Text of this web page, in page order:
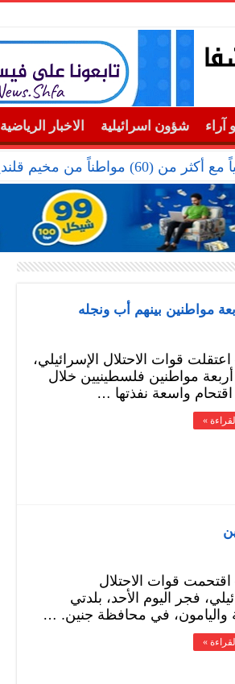
آراء شؤون اسرائيلية الاخبار الرياضية
من مخيم قلنديا
مواطنين بينهم أب ونجله
قوات الاحتلال الإسرائيلي،
أربعة مواطنين فلسطينيين خلال
اقتحام واسعة نفذتها …
»
قوات الاحتلال
فجر اليوم الأحد، بلدتي
واليامون، في محافظة جنين. …
»